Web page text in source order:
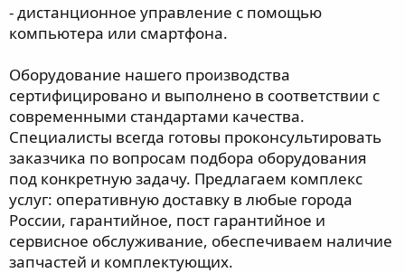
- дистанционное управление с помощью
компьютера или смартфона.
Оборудование нашего производства
сертифицировано и выполнено в соответствии с
современными стандартами качества.
Специалисты всегда готовы проконсультировать
заказчика по вопросам подбора оборудования
под конкретную задачу. Предлагаем комплекс
услуг: оперативную доставку в любые города
России, гарантийное, пост гарантийное и
сервисное обслуживание, обеспечиваем наличие
запчастей и комплектующих.